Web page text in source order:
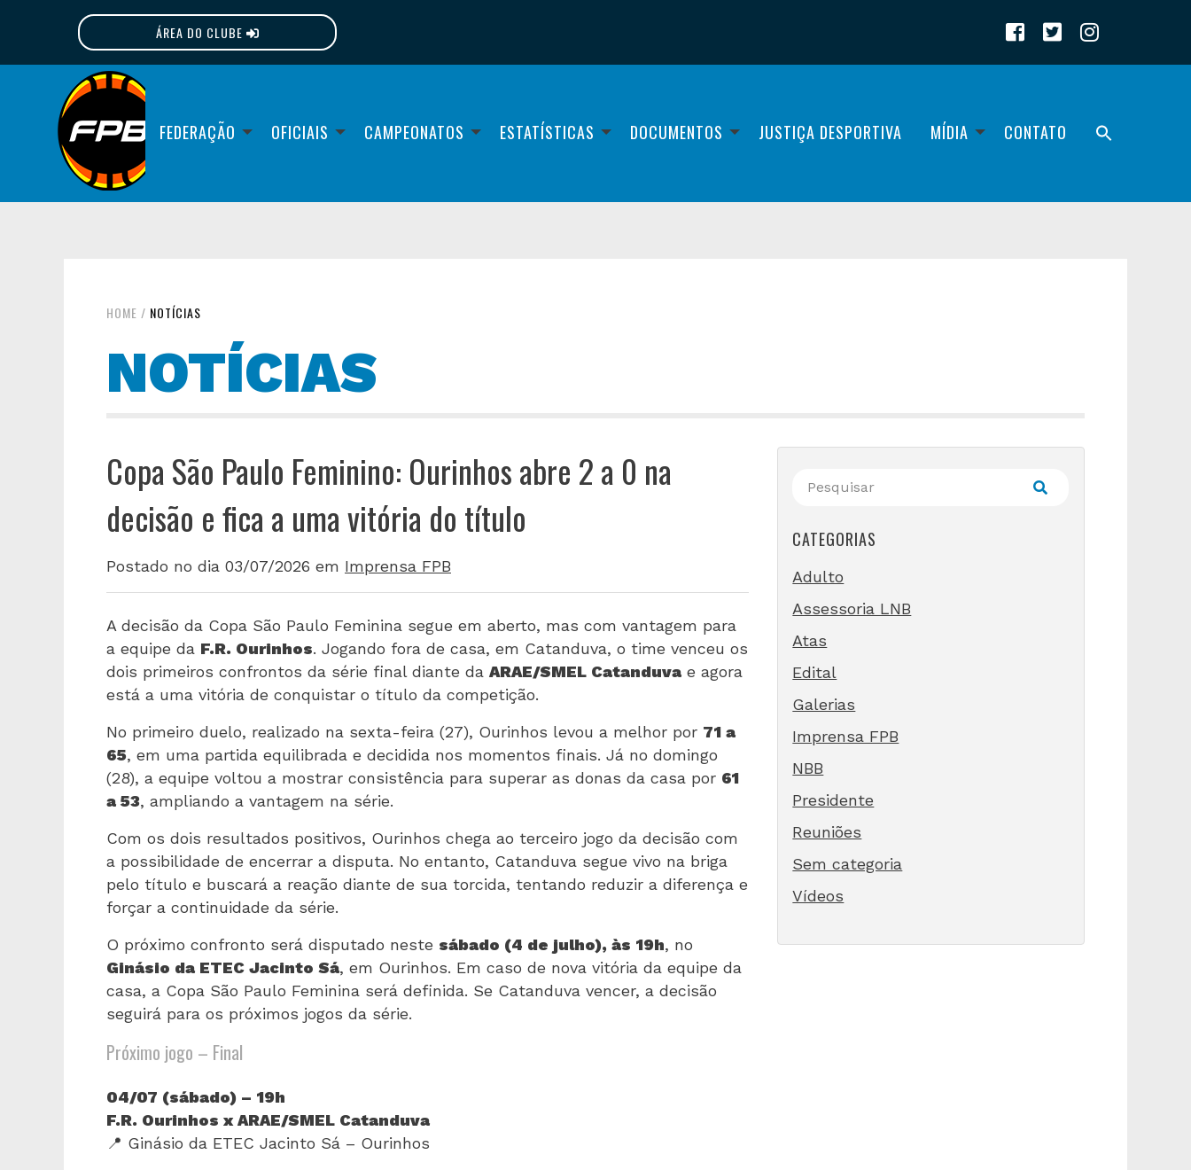
ÁREA DO CLUBE
FEDERAÇÃO OFICIAIS CAMPEONATOS ESTATÍSTICAS DOCUMENTOS JUSTIÇA DESPORTIVA MÍDIA CONTATO
HOME / NOTÍCIAS
NOTÍCIAS
Copa São Paulo Feminino: Ourinhos abre 2 a 0 na
decisão e fica a uma vitória do título
Postado no dia 03/07/2026 em Imprensa FPB
A decisão da Copa São Paulo Feminina segue em aberto, mas com vantagem para
a equipe da F.R. Ourinhos. Jogando fora de casa, em Catanduva, o time venceu os
dois primeiros confrontos da série final diante da ARAE/SMEL Catanduva e agora
está a uma vitória de conquistar o título da competição.
No primeiro duelo, realizado na sexta-feira (27), Ourinhos levou a melhor por 71 a
65, em uma partida equilibrada e decidida nos momentos finais. Já no domingo
(28), a equipe voltou a mostrar consistência para superar as donas da casa por 61
a 53, ampliando a vantagem na série.
Com os dois resultados positivos, Ourinhos chega ao terceiro jogo da decisão com
a possibilidade de encerrar a disputa. No entanto, Catanduva segue vivo na briga
pelo título e buscará a reação diante de sua torcida, tentando reduzir a diferença e
forçar a continuidade da série.
O próximo confronto será disputado neste sábado (4 de julho), às 19h, no
Ginásio da ETEC Jacinto Sá, em Ourinhos. Em caso de nova vitória da equipe da
casa, a Copa São Paulo Feminina será definida. Se Catanduva vencer, a decisão
seguirá para os próximos jogos da série.
Próximo jogo – Final
04/07 (sábado) – 19h
F.R. Ourinhos x ARAE/SMEL Catanduva
📍 Ginásio da ETEC Jacinto Sá – Ourinhos
CATEGORIAS
Adulto
Assessoria LNB
Atas
Edital
Galerias
Imprensa FPB
NBB
Presidente
Reuniões
Sem categoria
Vídeos